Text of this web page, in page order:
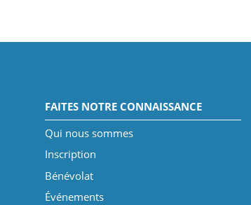
FAITES NOTRE CONNAISSANCE
Qui nous sommes
Inscription
Bénévolat
Événements